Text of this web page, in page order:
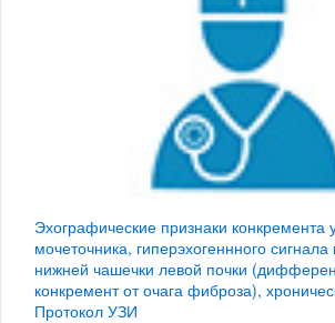
Эхографические признаки конкремента
мочеточника, гиперэхогеннного
нижней чашечки левой почки
конкремент от очага фиброза),
Протокол УЗИ